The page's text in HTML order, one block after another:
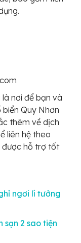
nơi để bạn và
biển Quy Nhơn
thêm về dịch
liên hệ theo
được hỗ trợ tốt
ngơi lí tưởng
sạn 2 sao tiện